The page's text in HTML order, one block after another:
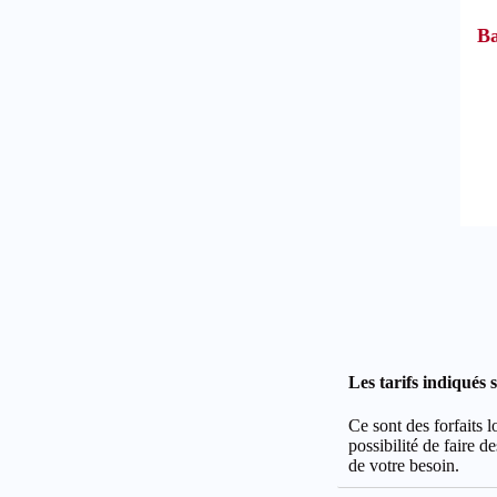
Les tarifs indiqués
Ce sont des forfaits
possibilité de faire
de votre besoin.